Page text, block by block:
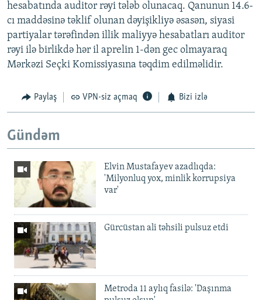
hesabatında auditor rəyi tələb olunacaq. Qanunun 14.6-
cı maddəsinə təklif olunan dəyişikliyə əsasən, siyasi
partiyalar tərəfindən illik maliyyə hesabatları auditor
rəyi ilə birlikdə hər il aprelin 1-dən gec olmayaraq
Mərkəzi Seçki Komissiyasına təqdim edilməlidir.
Paylaş VPN-siz açmaq Bizi izlə
Gündəm
Elvin Mustafayev azadlıqda:
'Milyonluq yox, minlik korrupsiya
var'
Gürcüstan ali təhsili pulsuz etdi
Metroda 11 aylıq fasilə: 'Daşınma